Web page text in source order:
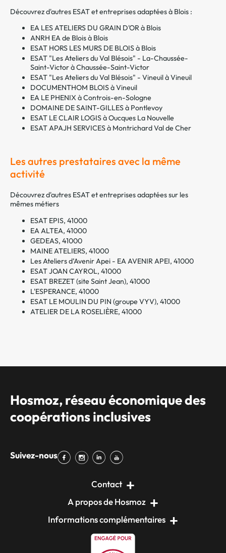
Découvrez d'autres ESAT et entreprises adaptées à Blois :
EA LES ATELIERS DU GRAIN D'OR à Blois
ANRH EA de Blois à Blois
ESAT HORS LES MURS DE BLOIS à Blois
ESAT "Les Ateliers du Val Blésois" - La-Chaussée-
Saint-Victor à Chaussée-Saint-Victor
ESAT "Les Ateliers du Val Blésois" - Vineuil à Vineuil
DOCUMENTHOM BLOIS à Vineuil
EA LE PHENIX à Controis-en-Sologne
DOMAINE DE SAINT-GILLES à Pontlevoy
ESAT LE CLAIR LOGIS à Oucques La Nouvelle
ESAT APAJH SERVICES à Montrichard Val de Cher
Les autres prestataires avec la même
activité
Découvrez d'autres ESAT et entreprises adaptées sur les
mêmes métiers
ESAT EPIS, 41000
EA ALTEA, 41000
GEDEAS, 41000
MAINE ATELIERS, 41000
Les Ateliers d’Avenir Apei - EA AVENIR APEI, 41000
ESAT JOAN CAYROL, 41000
ESAT BREZET (site Saint Jean), 41000
L'ESPERANCE, 41000
ESAT LE MOULIN DU PIN (groupe VYV), 41000
ATELIER DE LA ROSELIÈRE, 41000
Hosmoz, réseau économique des
coopérations inclusives
Suivez-nous
Contact
A propos de Hosmoz
Informations complémentaires